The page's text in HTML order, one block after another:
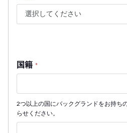
国籍 *
2つ以上の国にバックグランドをお持ち
らせください。